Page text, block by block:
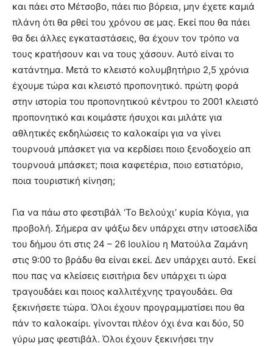
και πάει στο Μέτσοβο, πάει πιο βόρεια, μην έχετε καμιά
πλάνη ότι θα ρθεί του χρόνου σε μας. Εκεί που θα πάει
θα δει άλλες εγκαταστάσεις, θα έχουν τον τρόπο να
τους κρατήσουν και να τους χάσουν. Αυτό είναι το
κατάντημα. Μετά το κλειστό κολυμβητήριο 2,5 χρόνια
έχουμε τώρα και κλειστό προπονητικό. πρώτη φορά
στην ιστορία του προπονητικού κέντρου το 2001 κλειστό
προπονητικό και κοιμάστε ήσυχοι και μιλάτε για
αθλητικές εκδηλώσεις το καλοκαίρι για να γίνει
τουρνουά μπάσκετ για να κερδίσει ποιο ξενοδοχείο απ
τουρνουά μπάσκετ; ποια καφετέρια, ποιο εστιατόριο,
ποια τουριστική κίνηση;
Για να πάω στο φεστιβάλ ‘Το Βελούχι’ κυρία Κόγια, για
προβολή. Σήμερα αν ψάξω δεν υπάρχει στην ιστοσελίδα
του δήμου ότι στις 24 – 26 Ιουλίου η Ματούλα Ζαμάνη
στις 9:00 το βράδυ θα είναι εκεί. Δεν υπάρχει αυτό. Εκεί
που πας να κλείσεις εισιτήρια δεν υπάρχει τι ώρα
τραγουδάει και ποιος καλλιτέχνης τραγουδάει. Θα
ξεκινήσετε τώρα. Όλοι έχουν προγραμματίσει που θα
πάν το καλοκαίρι. γίνονται πλέον όχι ένα και δύο, 50
γύρω μας φεστιβάλ. Όλοι έχουν ξεκινήσει την